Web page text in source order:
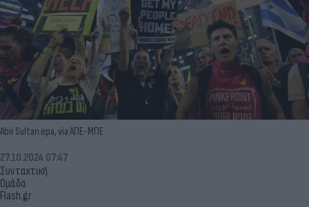
Abir Sultan epa, via ΑΠΕ-ΜΠΕ
Συντακτική
Ομάδα
Flash.gr
27.10.2024 07:47